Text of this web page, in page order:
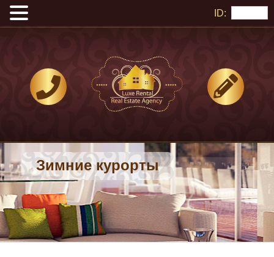
Зимние курорты
ID: